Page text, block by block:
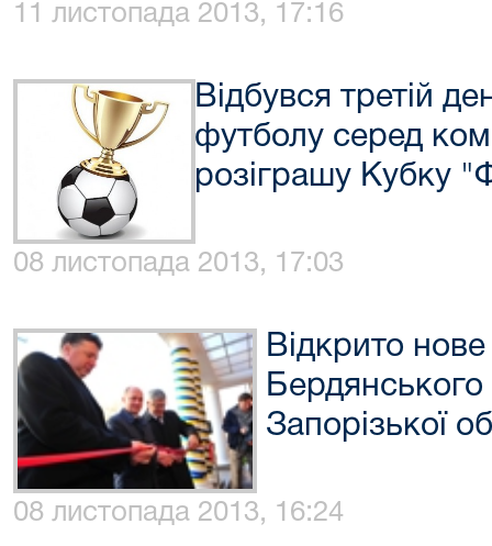
11 листопада 2013, 17:16
Відбувся третій
футболу серед
розіграшу Кубку
08 листопада 2013, 17:03
Відкрито
Бердянського
Запорізької
08 листопада 2013, 16:24